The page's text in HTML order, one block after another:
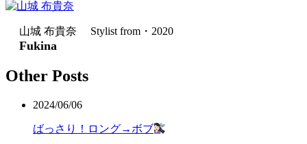
山城 布貴奈 Stylist from・2020
Fukina
Other Posts
2024/06/06
ばっさり！ロング→ボブ